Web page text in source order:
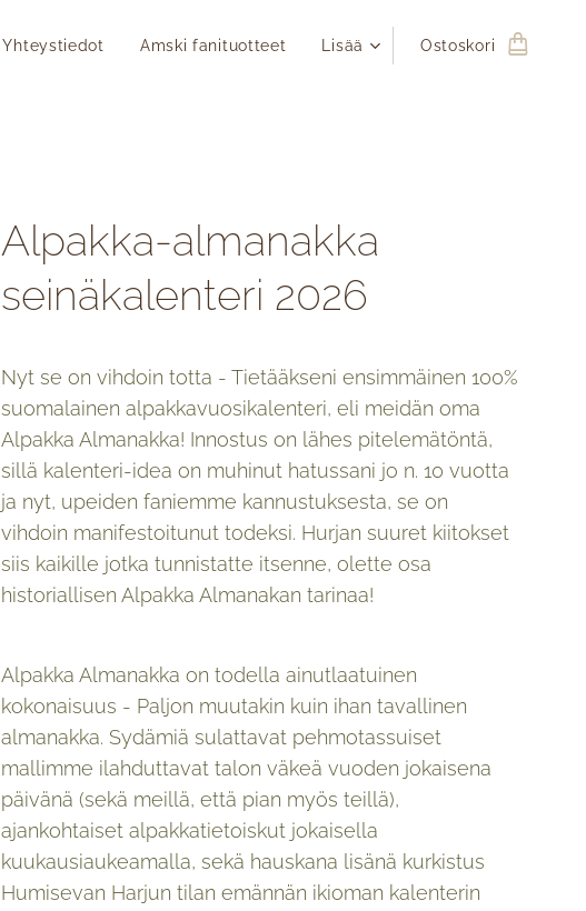
Yhteystiedot Amski fanituotteet Lisää Ostoskori
Alpakka-almanakka
seinäkalenteri 2026
Nyt se on vihdoin totta - Tietääkseni ensimmäinen 100%
suomalainen alpakkavuosikalenteri, eli meidän oma
Alpakka Almanakka! Innostus on lähes pitelemätöntä,
sillä kalenteri-idea on muhinut hatussani jo n. 10 vuotta
ja nyt, upeiden faniemme kannustuksesta, se on
vihdoin manifestoitunut todeksi. Hurjan suuret kiitokset
siis kaikille jotka tunnistatte itsenne, olette osa
historiallisen Alpakka Almanakan tarinaa!
Alpakka Almanakka on todella ainutlaatuinen
kokonaisuus - Paljon muutakin kuin ihan tavallinen
almanakka. Sydämiä sulattavat pehmotassuiset
mallimme ilahduttavat talon väkeä vuoden jokaisena
päivänä (sekä meillä, että pian myös teillä),
ajankohtaiset alpakkatietoiskut jokaisella
kuukausiaukeamalla, sekä hauskana lisänä kurkistus
Humisevan Harjun tilan emännän ikioman kalenterin